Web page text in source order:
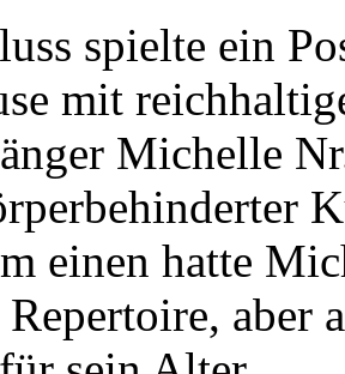
spielte ein
mit
Michelle
einen hatte
aber